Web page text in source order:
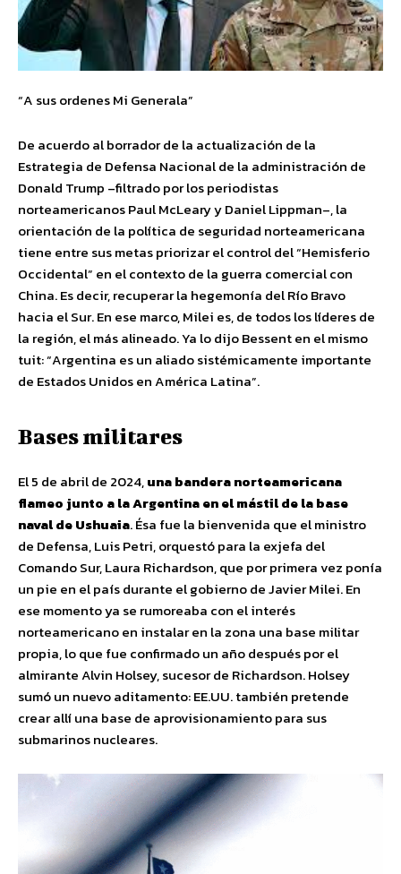
“A sus ordenes Mi Generala”
De acuerdo al borrador de la actualización de la
Estrategia de Defensa Nacional de la administración de
Donald Trump –filtrado por los periodistas
norteamericanos Paul McLeary y Daniel Lippman–, la
orientación de la política de seguridad norteamericana
tiene entre sus metas priorizar el control del “Hemisferio
Occidental” en el contexto de la guerra comercial con
China. Es decir, recuperar la hegemonía del Río Bravo
hacia el Sur. En ese marco, Milei es, de todos los líderes de
la región, el más alineado. Ya lo dijo Bessent en el mismo
tuit: “Argentina es un aliado sistémicamente importante
de Estados Unidos en América Latina”.
Bases militares
El 5 de abril de 2024,una bandera norteamericana
flameo junto a la Argentina en el mástil de la base
naval de Ushuaia. Ésa fue la bienvenida que el ministro
de Defensa, Luis Petri, orquestó para la exjefa del
Comando Sur, Laura Richardson, que por primera vez ponía
un pie en el país durante el gobierno de Javier Milei. En
ese momento ya se rumoreaba con el interés
norteamericano en instalar en la zona una base militar
propia, lo que fue confirmado un año después por el
almirante Alvin Holsey, sucesor de Richardson. Holsey
sumó un nuevo aditamento: EE.UU. también pretende
crear allí una base de aprovisionamiento para sus
submarinos nucleares.